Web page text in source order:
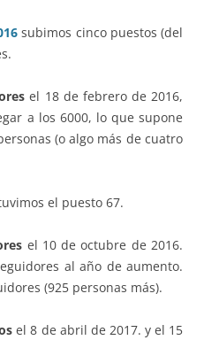
subimos cinco puestos (del
el 18 de febrero de 2016,
a los 6000, lo que supone
(o algo más de cuatro
el puesto 67.
el 10 de octubre de 2016.
al año de aumento.
(925 personas más).
el 8 de abril de 2017. y el 15